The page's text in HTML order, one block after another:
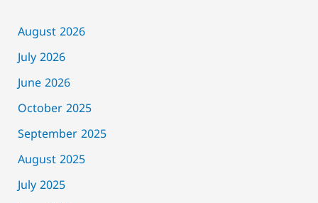
August 2026
July 2026
June 2026
October 2025
September 2025
August 2025
July 2025